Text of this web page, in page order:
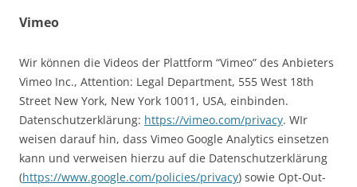
Vimeo
Wir können die Videos der Plattform “Vimeo” des Anbieters
Vimeo Inc., Attention: Legal Department, 555 West 18th
Street New York, New York 10011, USA, einbinden.
Datenschutzerklärung: https://vimeo.com/privacy. WIr
weisen darauf hin, dass Vimeo Google Analytics einsetzen
kann und verweisen hierzu auf die Datenschutzerklärung
(https://www.google.com/policies/privacy) sowie Opt-Out-